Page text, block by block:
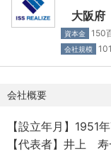
【顧客】
ロボット・半導体
機械・食品機械・
ります。
◼️募集背景
金沢エリアにおけ
【金沢赴任の場合の
★借上げ社宅：単
なります）
【保険】
医療保険、年金保
大阪府
資本金 150
会社規模
会社概要
【設立年月】1951
【代表者】井上 寿